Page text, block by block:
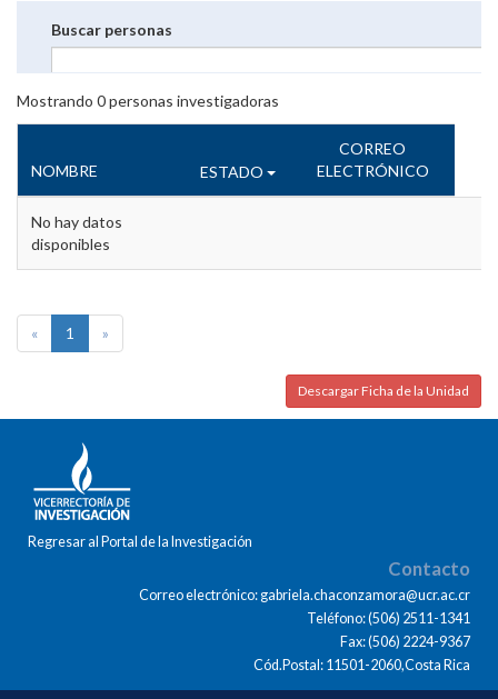
Buscar personas
Mostrando 0personas investigadoras
NOMBRE ESTADO
CORREO
ELECTRÓNICO
No hay datos
disponibles
« 1 »
Descargar Ficha de la Unidad
Regresar al Portal de la Investigación
Contacto
Correo electrónico: gabriela.chaconzamora@ucr.ac.cr
Teléfono: (506) 2511-1341
Fax: (506) 2224-9367
Cód.Postal: 11501-2060,Costa Rica